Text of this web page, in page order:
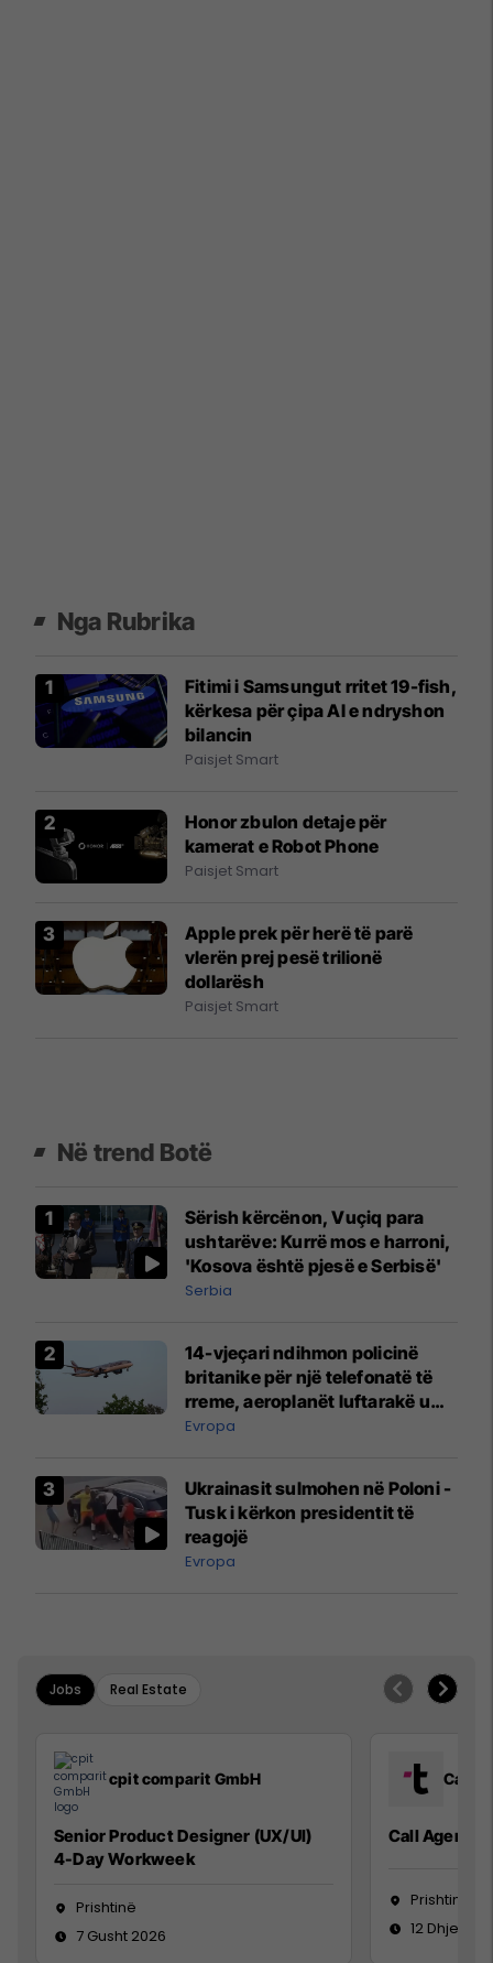
Nga Rubrika
Fitimi i Samsungut rritet 19-fish,
kërkesa për çipa AI e ndryshon
bilancin
Paisjet Smart
Honor zbulon detaje për
kamerat e Robot Phone
Paisjet Smart
Apple prek për herë të parë
vlerën prej pesë trilionë
dollarësh
Paisjet Smart
Në trend Botë
Sërish kërcënon, Vuçiq para
ushtarëve: Kurrë mos e harroni,
'Kosova është pjesë e Serbisë'
Serbia
14-vjeçari ndihmon policinë
britanike për një telefonatë të
rreme, aeroplanët luftarakë u
ngritën në ajër për të
Mançesterit
Evropa
Ukrainasit sulmohen në Poloni -
Tusk i kërkon presidentit të
reagojë
Evropa
Jobs Real Estate
cpit comparit GmbH
Senior Product Designer (UX/UI)
4-Day Workweek
Prishtinë
7 Gusht 2026
Call
Call Agent
Prishtinë
12 Dhjetor